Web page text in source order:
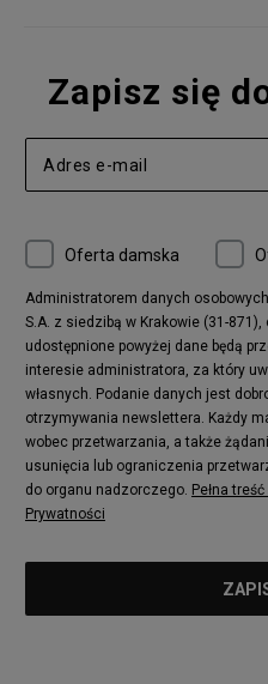
Zapisz się
Oferta damska
Administratorem danych
S.A. z siedzibą w Krakowie (31-871),
udostępnione powyżej dane będą
interesie administratora, za który
własnych. Podanie danych jest
otrzymywania newslettera. Każdy
wobec przetwarzania, a także
usunięcia lub ograniczenia
do organu nadzorczego. Pełna
Prywatności